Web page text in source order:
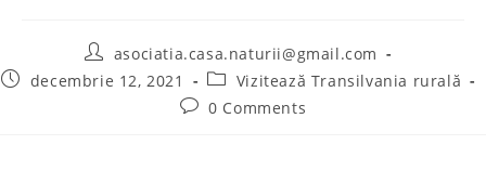
asociatia.casa.naturii@gmail.com
decembrie 12, 2021
Vizitează Transilvania rurală
0 Comments